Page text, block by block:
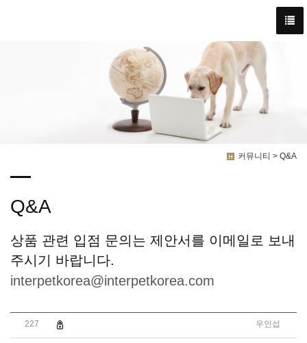
커뮤니티 > Q&A
Q&A
상품 관련 입점 문의는 제안서를 이메일로 보내
주시기 바랍니다.
interpetkorea@interpetkorea.com
227 우인섭